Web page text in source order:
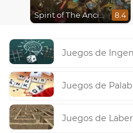
Spirit of The Ancient Forest 8.4
Juegos de
Juegos de
Juegos de